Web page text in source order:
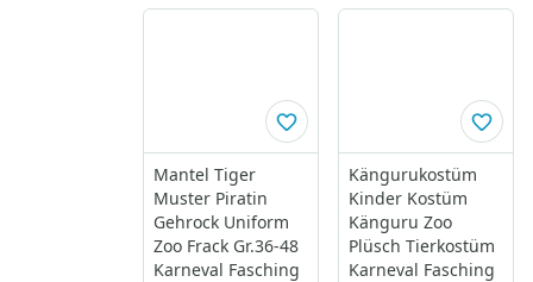
Mantel Tiger
Muster Piratin
Gehrock Uniform
Zoo Frack Gr.36-48
Karneval Fasching
Kängurukostüm
Kinder Kostüm
Känguru Zoo
Plüsch Tierkostüm
Karneval Fasching